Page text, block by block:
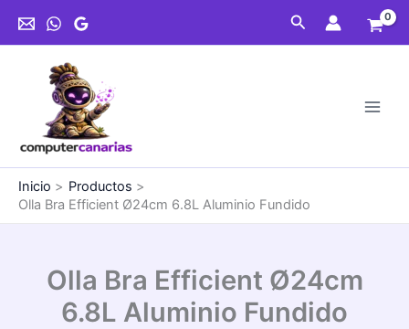
Buscar
Inicio
Productos
Olla Bra Efficient Ø24cm 6.8L Aluminio Fundido
Olla Bra Efficient Ø24cm
6.8L Aluminio Fundido
Ø24cm
6.8L
Fundido
cantidad